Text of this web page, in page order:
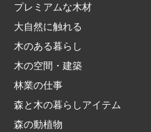
プレミアムな木材
大自然に触れる
木のある暮らし
木の空間・建築
林業の仕事
森と木の暮らしアイテム
森の動植物